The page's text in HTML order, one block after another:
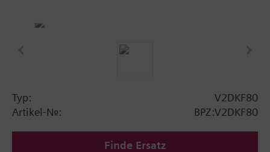
Typ:
V2DKF80
Artikel-Nr.:
BPZ:V2DKF80
Finde Ersatz